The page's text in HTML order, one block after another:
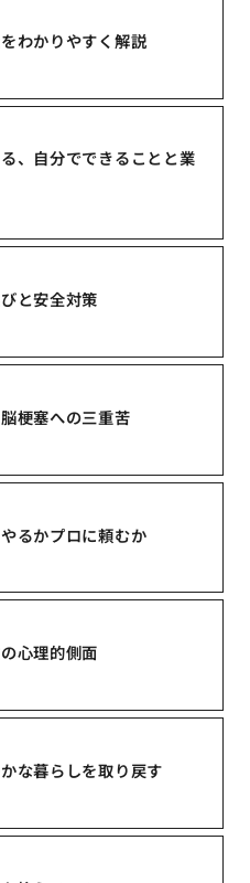
わかりやすく解説
、自分でできることと業
と安全対策
梗塞への三重苦
るかプロに頼むか
心理的側面
な暮らしを取り戻す